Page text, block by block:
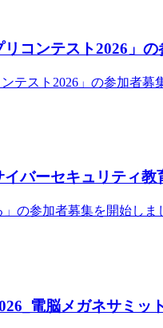
リコンテスト2026」
テスト2026」の参加者募
バーセキュリティ
の参加者募集を開始しま
電脳メガネサミッ